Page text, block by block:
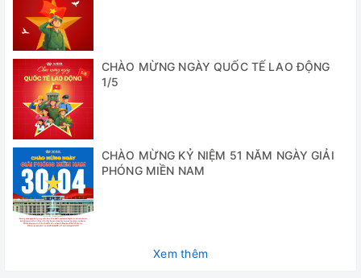
✅ Thiết bị an toàn:
+ Bộ điều khiển có giới hạn quá nhiệt độ
+ Van an toàn giới hạn quá nhiệt
+ Van bảo vệ giới hạn quá áp
+ Bảo vệ với cảm biến mức nước
+ Cảnh báo bằng chuông và đèn
Thông số kỹ thuật
NB-1045
CHÀO MỪNG NGÀY QUỐC TẾ LAO ĐỘNG
1/5
CHÀO MỪNG KỶ NIỆM 51 NĂM NGÀY GIẢI
PHÓNG MIỀN NAM
Xem thêm